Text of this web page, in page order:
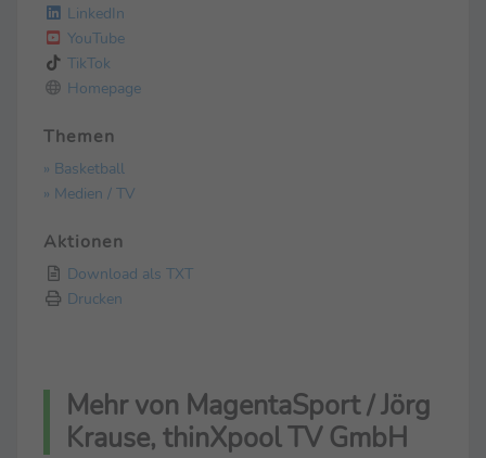
LinkedIn
YouTube
TikTok
Homepage
Themen
» Basketball
» Medien / TV
Aktionen
Download als TXT
Drucken
Mehr von MagentaSport / Jörg
Krause, thinXpool TV GmbH